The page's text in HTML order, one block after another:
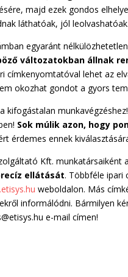
majd ezek gondos
láthatóak, jól leolvashatóak.
egyaránt
változatokban állnak
címkenyomtatóval lehet az
okozhat gondot a gyors
kifogástalan
Sok múlik azon, hogy
érdemes ennek
Kft.
ellátását. Többféle ipari
weboldalon. Más
informálódni. Bármilyen
e-mail címen!